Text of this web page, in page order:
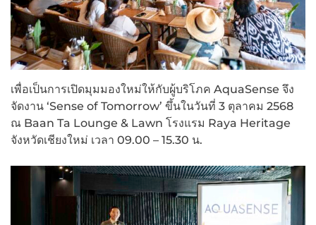
เพื่อเป็นการเปิดมุมมองใหม่ให้กับผู้บริโภค AquaSense จึง
จัดงาน ‘Sense of Tomorrow’ ขึ้นในวันที่ 3 ตุลาคม 2568
ณ Baan Ta Lounge & Lawn โรงแรม Raya Heritage
จังหวัดเชียงใหม่ เวลา 09.00 – 15.30 น.